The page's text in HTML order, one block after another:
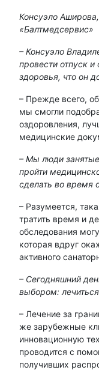
Консуэло
«Балтмедсервис»
– Консуэло
провести отпуск
здоровья, что он
– Прежде всего,
мы смогли
оздоровления,
медицинские
– Мы люди
пройти
сделать во время
– Разумеется,
тратить время и
обследования
которая вдруг
активного
– Сегодняшний
выбором:
– Лечение за
же зарубежные
инновационную
проводится с
получивших